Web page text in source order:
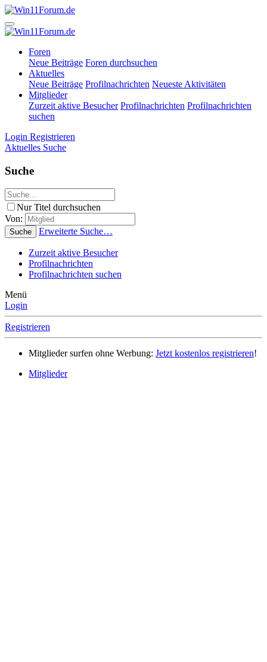
Foren
Neue Beiträge Foren durchsuchen
Aktuelles
Neue Beiträge Profilnachrichten Neueste Aktivitäten
Mitglieder
Zurzeit aktive Besucher Profilnachrichten Profilnachrichten
suchen
Login Registrieren
Aktuelles Suche
Suche
Nur Titel durchsuchen
Von:
Suche Erweiterte Suche…
Zurzeit aktive Besucher
Profilnachrichten
Profilnachrichten suchen
Menü
Login
Registrieren
Mitglieder surfen ohne Werbung: Jetzt kostenlos registrieren!
Mitglieder